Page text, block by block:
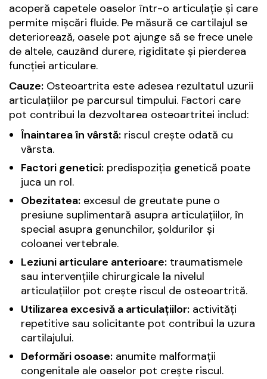
acoperă capetele oaselor într-o articulație și care
permite mișcări fluide. Pe măsură ce cartilajul se
deteriorează, oasele pot ajunge să se frece unele
de altele, cauzând durere, rigiditate și pierderea
funcției articulare.
Cauze: Osteoartrita este adesea rezultatul uzurii
articulațiilor pe parcursul timpului. Factori care
pot contribui la dezvoltarea osteoartritei includ:
Înaintarea în vârstă: riscul crește odată cu
vârsta.
Factori genetici: predispoziția genetică poate
juca un rol.
Obezitatea: excesul de greutate pune o
presiune suplimentară asupra articulațiilor, în
special asupra genunchilor, șoldurilor și
coloanei vertebrale.
Leziuni articulare anterioare: traumatismele
sau intervențiile chirurgicale la nivelul
articulațiilor pot crește riscul de osteoartrită.
Utilizarea excesivă a articulațiilor: activități
repetitive sau solicitante pot contribui la uzura
cartilajului.
Deformări osoase: anumite malformații
congenitale ale oaselor pot crește riscul.